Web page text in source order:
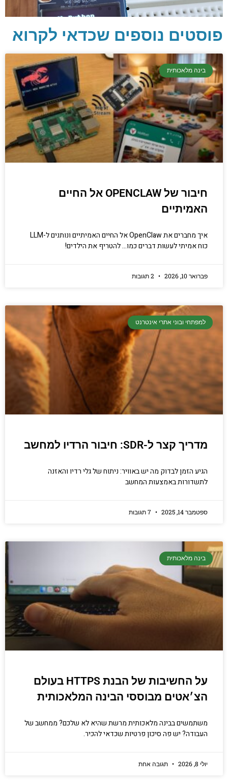
יסודות בתכנות
קריפטוגרפיה, ביצועים, אבטחת מידע ומידע
יסודי וחשוב שגם מתכנתים מנוסים לא תמיד
יודעים.
הכנסו עכשיו
פוסטים נוספים שכדאי לקרוא
בינה מלאכותית
חיבור של OPENCLAW אל החיים
האמיתיים
איך מחברים את OpenClaw אל החיים האמיתיים ונותנים ל-LLM
כוח אמיתי לעשות דברים כמו… להטריף את הילדים!
פברואר 10, 2026
למפתחי ובוני אתרי אינטרנט
מדריך קצר ל-SDR: חיבור הרדיו למחשב
הגיע הזמן לבדוק מה יש באוויר: ניתוח של גלי רדיו והאזנה
לתשדורות באמצעות המחשב
ספטמבר 14, 2025
בינה מלאכותית
על החשיבות של הבנת HTTPS בעולם
הצ׳אטים מבוססי הבינה המלאכותית
משתמשים בבינה מלאכותית מרשת שהיא לא שלכם? ממחשב של
העבודה? יש פה סיכון פרטיות שכדאי להכיר.
יולי 8, 2026 תגובה אחת